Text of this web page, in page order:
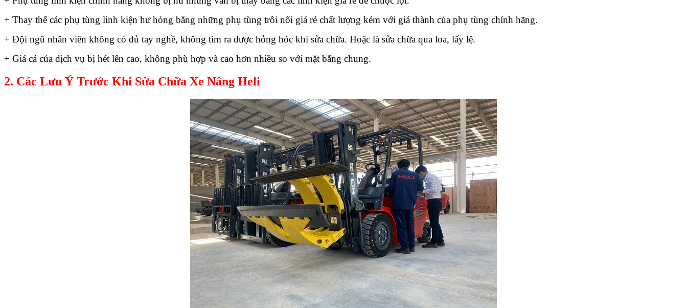
+ Thay thế các phụ tùng linh kiện hư hỏng bằng những phụ tùng trôi nổi giá rẻ chất lượng kém với giá thành của phụ tùng chính hãng.
+ Đội ngũ nhân viên không có đủ tay nghề, không tìm ra được hỏng hóc khi sửa chữa. Hoặc là sửa chữa qua loa, lấy lệ.
+ Giá cả của dịch vụ bị hét lên cao, không phù hợp và cao hơn nhiều so với mặt bằng chung.
2. Các Lưu Ý Trước Khi Sửa Chữa Xe Nâng Heli